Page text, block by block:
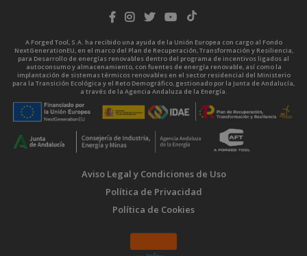
A Forged Tool, S.A. ha recibido una ayuda de la Unión Europea con cargo al Fondo
NextGenerationEU, en el marco del Plan de Recuperación, Transformación y Resiliencia,
para Desarrollo de energías renovables dentro del programa de incentivos ligados al
autoconsumo y almacenamiento, con fuentes de energía renovable, así como la
implantación de sistemas térmicos renovables en el sector residencial del Ministerio
para la Transición Ecológica y el Reto Demográfico, gestionado por la Junta de Andalucía,
a través de la Agencia Andaluza de la Energía.
Aviso Legal y Condiciones de Uso
Política de Privacidad
Política de Cookies